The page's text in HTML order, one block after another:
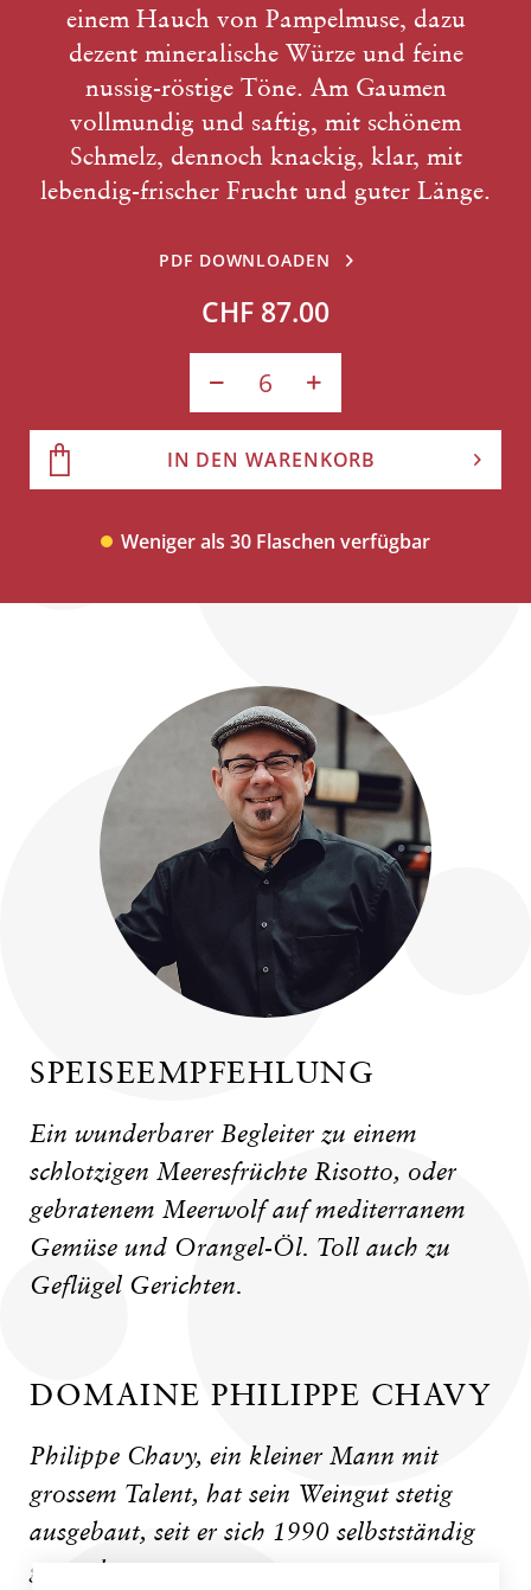
einem Hauch von Pampelmuse, dazu
dezent mineralische Würze und feine
nussig-röstige Töne. Am Gaumen
vollmundig und saftig, mit schönem
Schmelz, dennoch knackig, klar, mit
lebendig-frischer Frucht und guter Länge.
PDF DOWNLOADEN
CHF 87.00
IN DEN WARENKORB
Weniger als 30 Flaschen verfügbar
SPEISEEMPFEHLUNG
Ein wunderbarer Begleiter zu einem
schlotzigen Meeresfrüchte Risotto, oder
gebratenem Meerwolf auf mediterranem
Gemüse und Orangel-Öl. Toll auch zu
Geflügel Gerichten.
DOMAINE PHILIPPE CHAVY
Philippe Chavy, ein kleiner Mann mit
grossem Talent, hat sein Weingut stetig
ausgebaut, seit er sich 1990 selbstständig
gemacht...